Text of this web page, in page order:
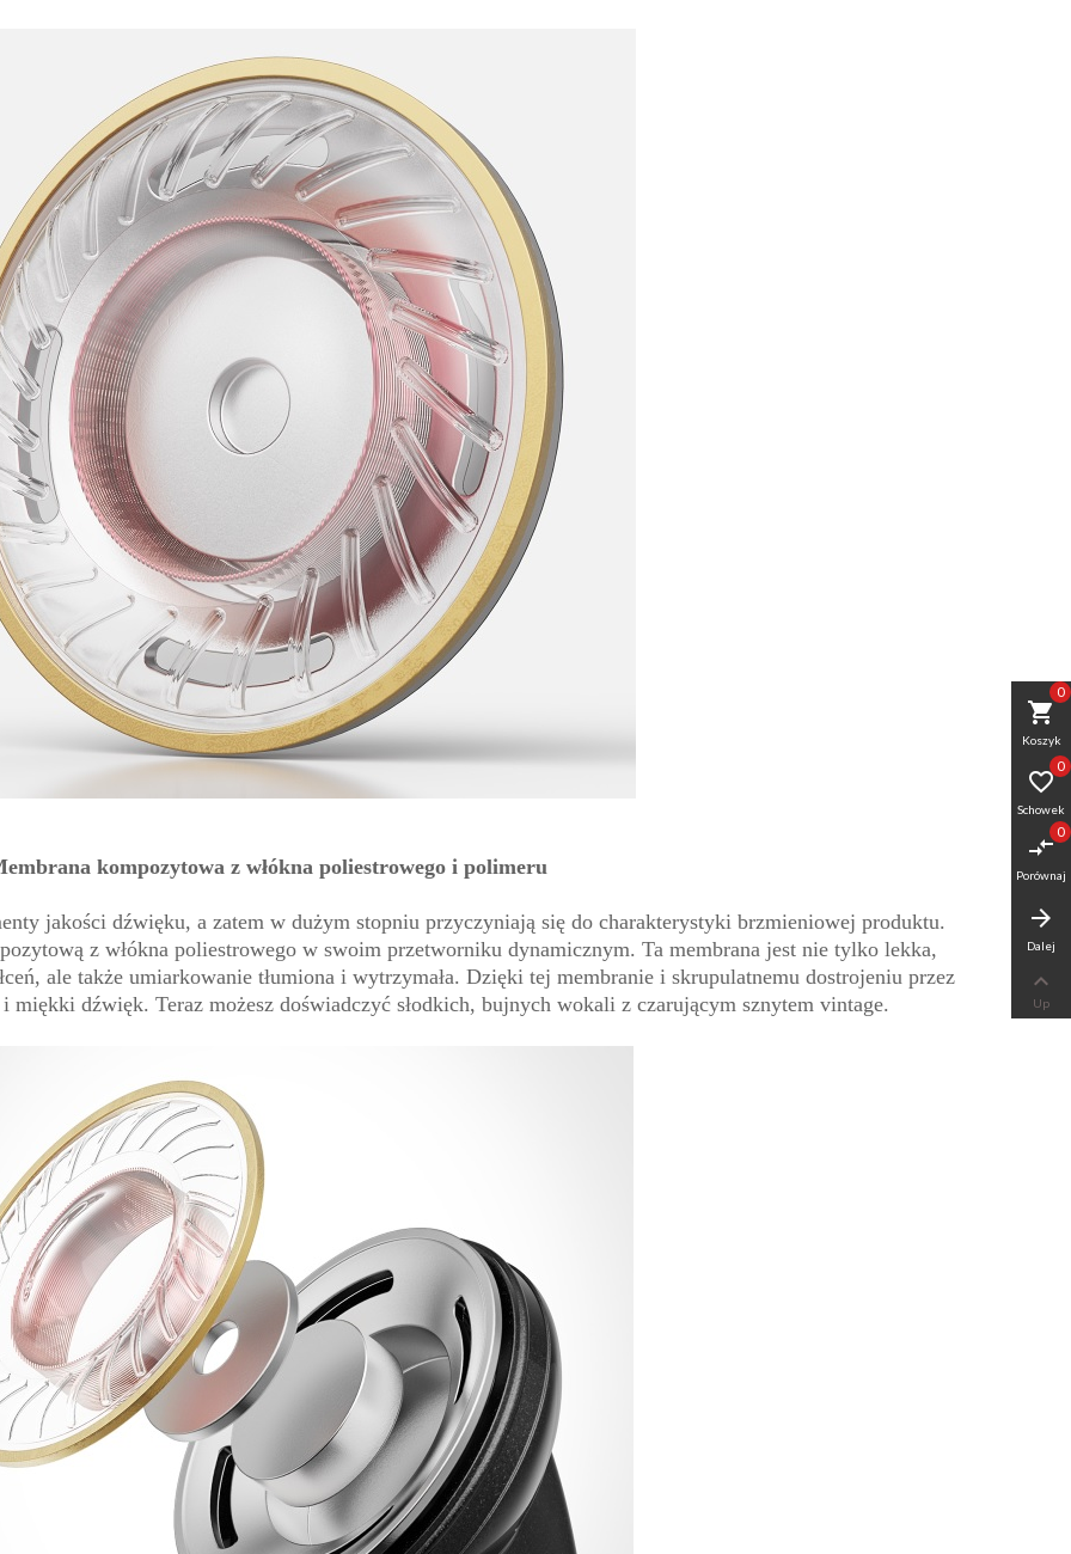
kompozytowa z włókna poliestrowego i polimeru
jakości dźwięku, a zatem w dużym stopniu przyczyniają się do charakterystyki brzmieniowej produktu.
z włókna poliestrowego w swoim przetworniku dynamicznym. Ta membrana jest nie tylko lekka,
ale także umiarkowanie tłumiona i wytrzymała. Dzięki tej membranie i skrupulatnemu dostrojeniu przez
dźwięk. Teraz możesz doświadczyć słodkich, bujnych wokali z czarującym sznytem vintage.
shopping_cart
Koszyk
0

Schowek
0
compare_arrows
Porównaj
0
arrow_forward
Dalej

Up